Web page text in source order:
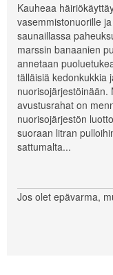
Kauheaa
vasemmistonuorille
saunaillassa
marssin banaanien
annetaan
tälläisiä kedonkukkia
nuorisojärjestöinään.
avustusrahat on
nuorisojärjestön
suoraan litran
sattumalta...
Jos olet epävarma,